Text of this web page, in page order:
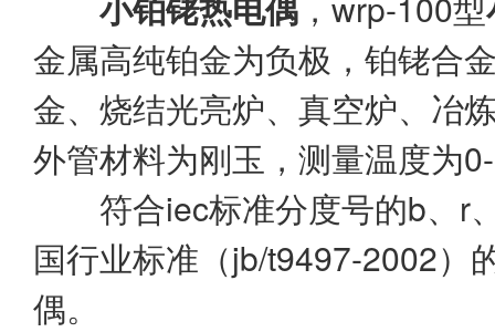
金属高纯铂金为负极，铂铑合
金、烧结光亮炉、真空炉、冶
外管材料为刚玉，测量温度为
符合iec标准分度号的b、r
国行业标准（jb/t9497-2002）
偶。